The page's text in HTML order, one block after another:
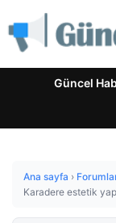
Güncel
Ana sayfa ›
Karadere estetik